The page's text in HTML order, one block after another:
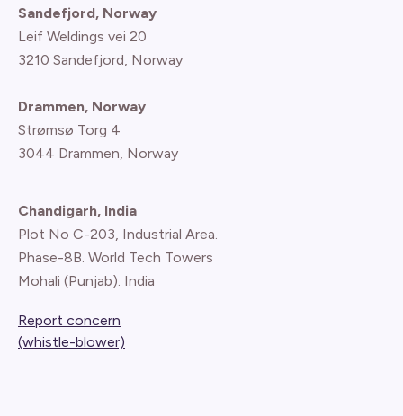
Sandefjord, Norway
Leif Weldings vei 20
3210 Sandefjord, Norway
Drammen, Norway
Strømsø Torg 4
3044 Drammen, Norway
Chandigarh, India
Plot No C-203, Industrial Area.
Phase-8B. World Tech Towers
Mohali (Punjab). India
Report concern
(whistle-blower)